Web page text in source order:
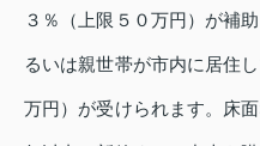
３％（上限５０万円）が補
るいは親世帯が市内に居住
万円）が受けられます。床